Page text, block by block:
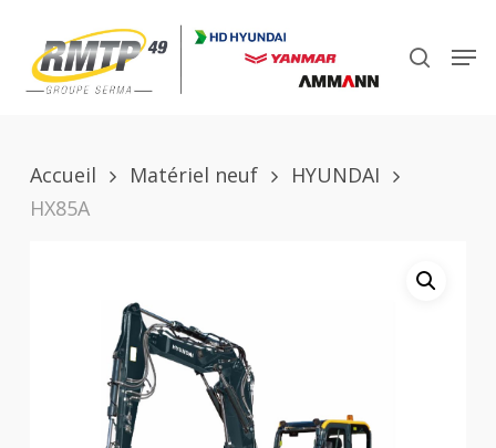
main
content
search
Accueil Matériel neuf
HYUNDAI
HX85A
Close